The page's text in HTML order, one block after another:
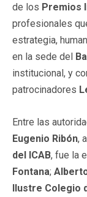
de los Premios
profesionales
estrategia,
en la sede del
institucional, y
patrocinadores
Entre las
Eugenio Ribón,
del ICAB, fue la
Fontana;
Ilustre Colegio